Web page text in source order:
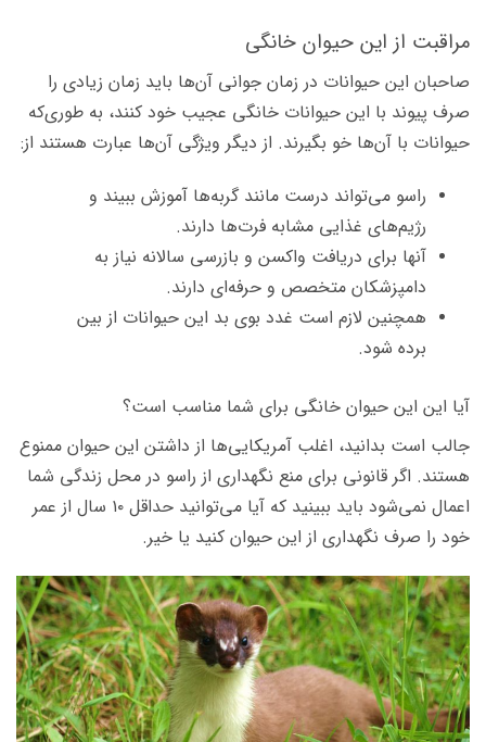
مراقبت از این حیوان خانگی
صاحبان این حیوانات در زمان جوانی آن‌ها باید زمان زیادی را
صرف پیوند با این حیوانات خانگی عجیب خود کنند، به طوری‌که
حیوانات با آن‌ها خو بگیرند. از دیگر ویژگی آن‌ها عبارت هستند از:
راسو می‌تواند درست مانند گربه‌ها آموزش ببیند و
رژیم‌های غذایی مشابه فرت‌ها دارند.
آنها برای دریافت واکسن و بازرسی سالانه نیاز به
دامپزشکان متخصص و حرفه‌ای دارند.
همچنین لازم است غدد بوی بد این حیوانات از بین
برده شود.
آیا این این حیوان خانگی برای شما مناسب است؟
جالب است بدانید، اغلب آمریکایی‌ها از داشتن این حیوان ممنوع
هستند. اگر قانونی برای منع نگهداری از راسو در محل زندگی شما
اعمال نمی‌شود باید ببینید که آیا می‌توانید حداقل ۱۰ سال از عمر
خود را صرف نگهداری از این حیوان کنید یا خیر.